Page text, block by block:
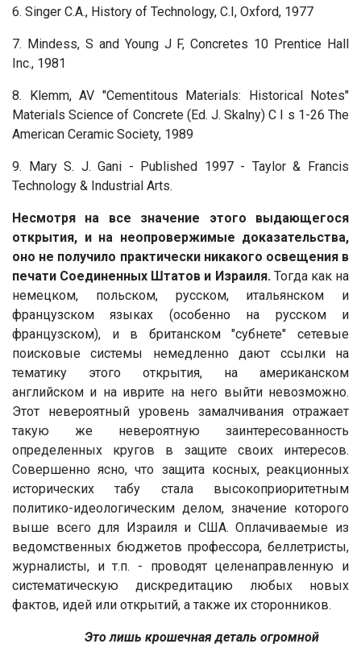
6. Singer C.A., History of Technology, C.I, Oxford, 1977
7. Mindess, S and Young J F, Concretes 10 Prentice Hall
Inc., 1981
8. Klemm, AV "Cementitous Materials: Historical Notes"
Materials Science of Concrete (Ed. J. Skalny) C I s 1-26 The
American Ceramic Society, 1989
9. Mary S. J. Gani - Published 1997 - Taylor & Francis
Technology & Industrial Arts.
Несмотря на все значение этого выдающегося
открытия, и на неопровержимые доказательства,
оно не получило практически никакого освещения в
печати Соединенных Штатов и Израиля.Тогда как на
немецком, польском, русском, итальянском и
французском языках (особенно на русском и
французском), и в британском "субнете" сетевые
поисковые системы немедленно дают ссылки на
тематику этого открытия, на американском
английском и на иврите на него выйти невозможно.
Этот невероятный уровень замалчивания отражает
такую же невероятную заинтересованность
определенных кругов в защите своих интересов.
Совершенно ясно, что защита косных, реакционных
исторических табу стала высокоприоритетным
политико-идеологическим делом, значение которого
выше всего для Израиля и США. Оплачиваемые из
ведомственных бюджетов профессора, беллетристы,
журналисты, и т.п. - проводят целенаправленную и
систематическую дискредитацию любых новых
фактов, идей или открытий, а также их сторонников.
Это лишь крошечная деталь огромной